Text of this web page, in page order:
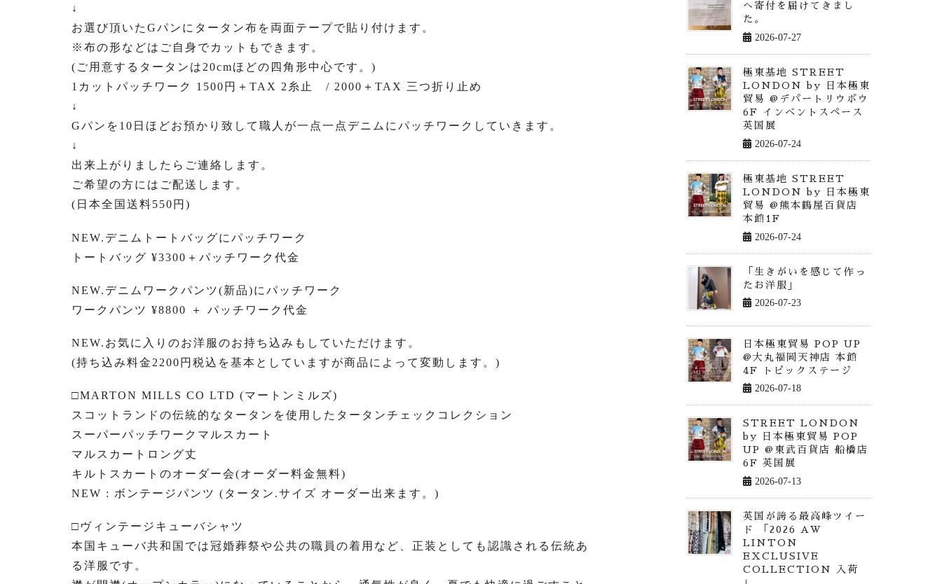
↓
お選び頂いたGパンにタータン布を両面テープで貼り付けます。
※布の形などはご自身でカットもできます。
(ご用意するタータンは20cmほどの四角形中心です。)
1カットパッチワーク 1500円＋TAX 2糸止 / 2000＋TAX 三つ折り止め
↓
Gパンを10日ほどお預かり致して職人が一点一点デニムにパッチワークしていきます。
↓
出来上がりましたらご連絡します。
ご希望の方にはご配送します。
(日本全国送料550円)
NEW.デニムトートバッグにパッチワーク
トートバッグ ¥3300＋パッチワーク代金
NEW.デニムワークパンツ(新品)にパッチワーク
ワークパンツ ¥8800 ＋ パッチワーク代金
NEW.お気に入りのお洋服のお持ち込みもしていただけます。
(持ち込み料金2200円税込を基本としていますが商品によって変動します。)
□MARTON MILLS CO LTD (マートンミルズ)
スコットランドの伝統的なタータンを使用したタータンチェックコレクション
スーパーパッチワークマルスカート
マルスカートロング丈
キルトスカートのオーダー会(オーダー料金無料)
NEW : ボンテージパンツ (タータン.サイズ オーダー出来ます。)
□ヴィンテージキューバシャツ
本国キューバ共和国では冠婚葬祭や公共の職員の着用など、正装としても認識される伝統あ
る洋服です。
へ寄付を届けてきまし
た。
2026-07-27
極東基地 STREET
LONDON by 日本極東
貿易 @デパートリウボウ
6F インベントスペース
英国展
2026-07-24
極東基地 STREET
LONDON by 日本極東
貿易 @熊本鶴屋百貨店
本館1F
2026-07-24
「生きがいを感じて作っ
たお洋服」
2026-07-23
日本極東貿易 POP UP
@大丸福岡天神店 本館
4F トピックステージ
2026-07-18
STREET LONDON
by 日本極東貿易 POP
UP @東武百貨店 船橋店
6F 英国展
2026-07-13
英国が誇る最高峰ツイー
ド 「2026 AW
LINTON
EXCLUSIVE
COLLECTION 入荷